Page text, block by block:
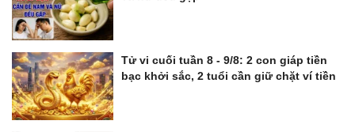
Tử vi cuối tuần 8 - 9/8: 2 con giáp tiền
bạc khởi sắc, 2 tuổi cần giữ chặt ví tiền